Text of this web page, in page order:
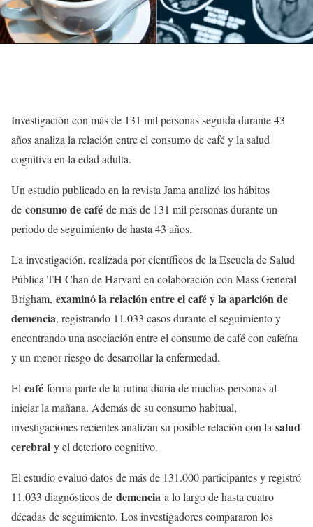
Investigación con más de 131 mil personas seguida durante 43
años analiza la relación entre el consumo de café y la salud
cognitiva en la edad adulta.
Un estudio publicado en la revista Jama analizó los hábitos
de consumo de café de más de 131 mil personas durante un
periodo de seguimiento de hasta 43 años.
La investigación, realizada por científicos de la Escuela de Salud
Pública TH Chan de Harvard en colaboración con Mass General
Brigham, examinó la relación entre el café y la aparición de
demencia, registrando 11.033 casos durante el seguimiento y
encontrando una asociación entre el consumo de café con cafeína
y un menor riesgo de desarrollar la enfermedad.
El café forma parte de la rutina diaria de muchas personas al
iniciar la mañana. Además de su consumo habitual,
investigaciones recientes analizan su posible relación con la salud
cerebral y el deterioro cognitivo.
El estudio evaluó datos de más de 131.000 participantes y registró
11.033 diagnósticos de demencia a lo largo de hasta cuatro
décadas de seguimiento. Los investigadores compararon los